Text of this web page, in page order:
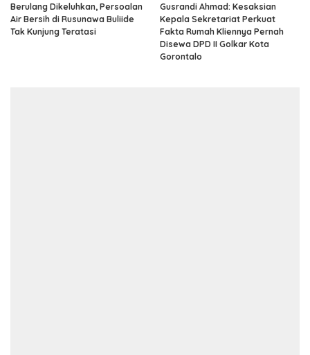
Berulang Dikeluhkan, Persoalan
Air Bersih di Rusunawa Buliide
Tak Kunjung Teratasi
Gusrandi Ahmad: Kesaksian
Kepala Sekretariat Perkuat
Fakta Rumah Kliennya Pernah
Disewa DPD II Golkar Kota
Gorontalo